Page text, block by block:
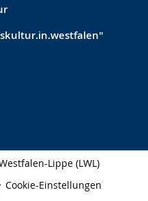
Lippe (LWL)
Cookie-Einstellungen